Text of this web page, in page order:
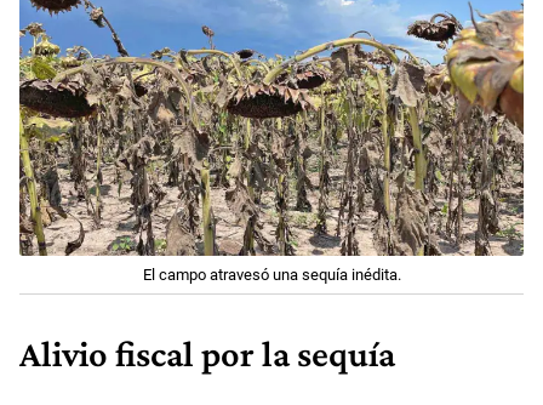
El campo atravesó una sequía inédita.
Alivio fiscal por la sequía